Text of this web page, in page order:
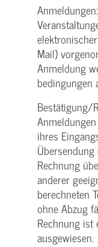
Mail)
Anmeldung
bedingungen
Bestätigung­/
ihres
Rechnung
anderer
berechneten
ohne Abzug
Rechnung ist
ausgewiesen.